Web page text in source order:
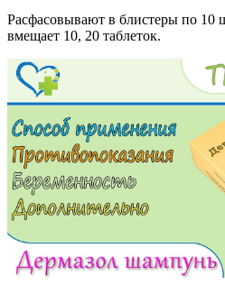
Расфасовывают в блистеры по 10
вмещает 10, 20 таблеток.